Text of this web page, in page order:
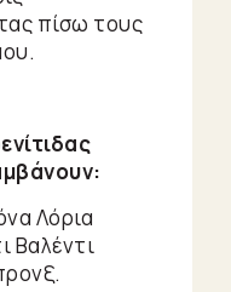
πίσω τους
Λόρια
Βαλέντι